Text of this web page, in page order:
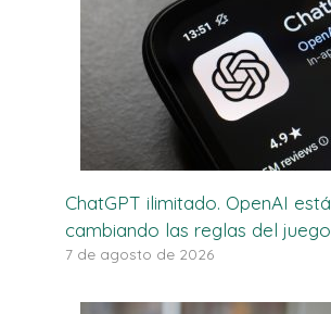
ChatGPT ilimitado. OpenAI está
cambiando las reglas del juego
7 de agosto de 2026